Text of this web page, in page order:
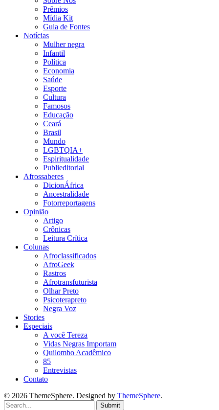
Prêmios
Mídia Kit
Guia de Fontes
Notícias
Mulher negra
Infantil
Política
Economia
Saúde
Esporte
Cultura
Famosos
Educação
Ceará
Brasil
Mundo
LGBTQIA+
Espiritualidade
Publieditorial
Afrossaberes
DicionÁfrica
Ancestralidade
Fotorreportagens
Opinião
Artigo
Crônicas
Leitura Crítica
Colunas
Afroclassificados
AfroGeek
Rastros
Afrotransfuturista
Olhar Preto
Psicoterapreto
Negra Voz
Stories
Especiais
A você Tereza
Vidas Negras Importam
Quilombo Acadêmico
85
Entrevistas
Contato
© 2026 ThemeSphere. Designed by ThemeSphere.
Submit